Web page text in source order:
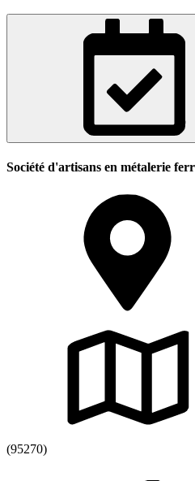
Société d'artisans en métalerie
(95270)